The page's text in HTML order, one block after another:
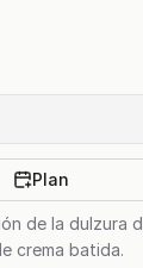
Plan
de la dulzura
crema batida.